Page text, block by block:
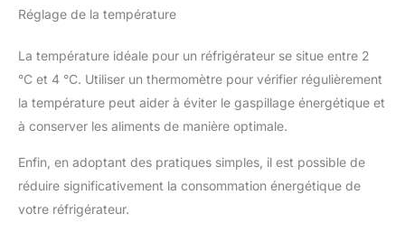
Réglage de la température
La température idéale pour un réfrigérateur se situe entre 2
°C et 4 °C. Utiliser un thermomètre pour vérifier régulièrement
la température peut aider à éviter le gaspillage énergétique et
à conserver les aliments de manière optimale.
Enfin, en adoptant des pratiques simples, il est possible de
réduire significativement la consommation énergétique de
votre réfrigérateur.